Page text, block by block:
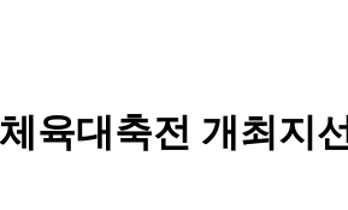
육대축전 개최지